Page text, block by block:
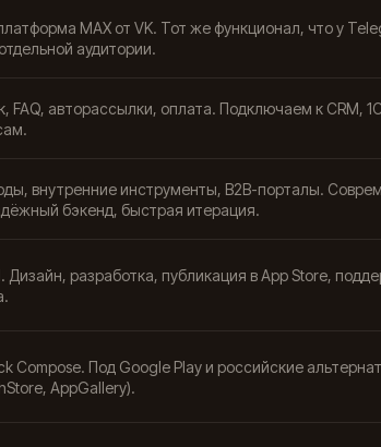
MAX от VK. Тот же функционал, что у
аудитории.
FAQ, авторассылки, оплата. Подключаем к CRM,
внутренние инструменты, B2B-порталы.
бэкенд, быстрая итерация.
Дизайн, разработка, публикация в App Store,
Compose. Под Google Play и российские
AppGallery).